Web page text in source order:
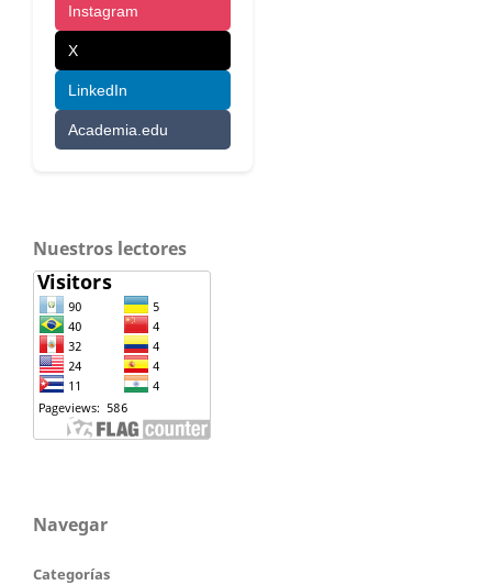
Instagram
X
LinkedIn
Academia.edu
Nuestros lectores
Navegar
Categorías